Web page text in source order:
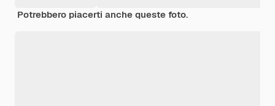
Potrebbero piacerti anche queste foto.